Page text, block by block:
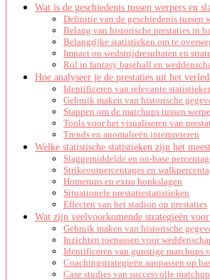
Wat is de geschiedenis tussen werpers en
Definitie van de geschiedenis tussen
Belang van historische prestaties in
Belangrijke statistieken om te
Impact op wedstrijdresultaten en
Rol in fantasy baseball en
Hoe analyseer je de prestaties uit het
Identificeren van relevante
Gebruik maken van historische
Stappen om de matchups tussen
Tools voor het visualiseren van
Trends en anomalieën interpreteren
Welke statistische statistieken zijn het
Slaggemiddelde en on-base
Strikeoutpercentages en
Homeruns en extra honkslagen
Situationele prestatiestatistieken
Effecten van het stadion op prestaties
Wat zijn veelvoorkomende strategieën
Gebruik maken van historische
Inzichten toepassen voor
Identificeren van gunstige matchups
Coachingstrategieën aanpassen op
Case studies van succesvolle